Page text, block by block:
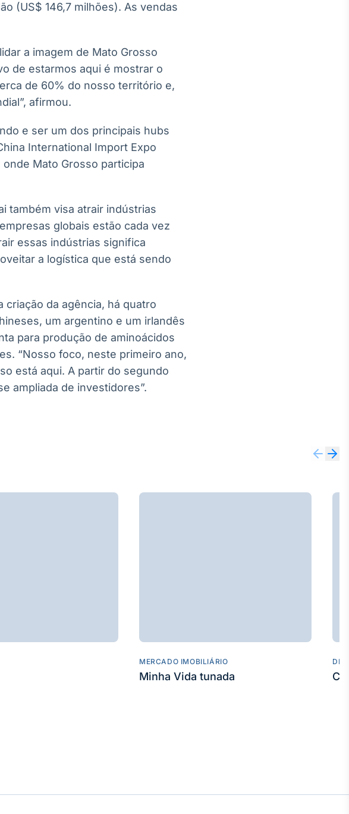
(US$ 146,7 milhões). As vendas
a imagem de Mato Grosso
de estarmos aqui é mostrar o
de 60% do nosso território e,
afirmou.
e ser um dos principais hubs
International Import Expo
Mato Grosso participa
também visa atrair indústrias
globais estão cada vez
essas indústrias significa
a logística que está sendo
da agência, há quatro
um argentino e um irlandês
para produção de aminoácidos
“Nosso foco, neste primeiro ano,
está aqui. A partir do segundo
ampliada de investidores”.
MERCADO IMOBILIÁRIO
Minha Vida tunada